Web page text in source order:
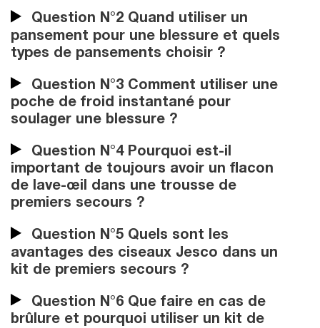
Question N°2 Quand utiliser un
pansement pour une blessure et quels
types de pansements choisir ?
Question N°3 Comment utiliser une
poche de froid instantané pour
soulager une blessure ?
Question N°4 Pourquoi est-il
important de toujours avoir un flacon
de lave-œil dans une trousse de
premiers secours ?
Question N°5 Quels sont les
avantages des ciseaux Jesco dans un
kit de premiers secours ?
Question N°6 Que faire en cas de
brûlure et pourquoi utiliser un kit de